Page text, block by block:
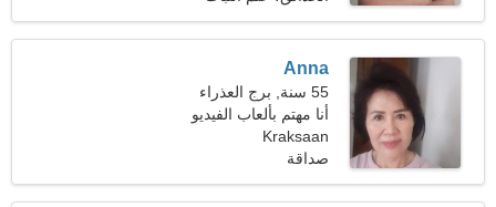
Anna
55 سنة, برج العذراء
أنا مهتم بألعاب الفيديو
والمسرح
Kraksaan
صداقة